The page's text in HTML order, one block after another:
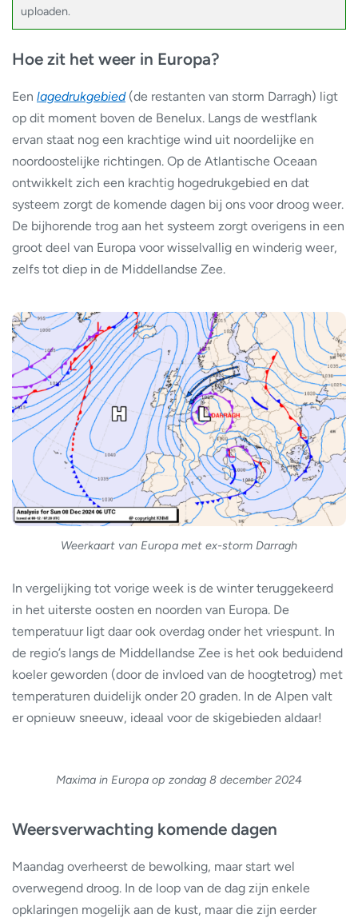
uploaden.
Hoe zit het weer in Europa?
Een lagedrukgebied(de restanten van storm Darragh) ligt
op dit moment boven de Benelux. Langs de westflank
ervan staat nog een krachtige wind uit noordelijke en
noordoostelijke richtingen. Op de Atlantische Oceaan
ontwikkelt zich een krachtig hogedrukgebied en dat
systeem zorgt de komende dagen bij ons voor droog weer.
De bijhorende trog aan het systeem zorgt overigens in een
groot deel van Europa voor wisselvallig en winderig weer,
zelfs tot diep in de Middellandse Zee.
Weerkaart van Europa met ex-storm Darragh
In vergelijking tot vorige week is de winter teruggekeerd
in het uiterste oosten en noorden van Europa. De
temperatuur ligt daar ook overdag onder het vriespunt. In
de regio’s langs de Middellandse Zee is het ook beduidend
koeler geworden (door de invloed van de hoogtetrog) met
temperaturen duidelijk onder 20 graden. In de Alpen valt
er opnieuw sneeuw, ideaal voor de skigebieden aldaar!
Maxima in Europa op zondag 8 december 2024
Weersverwachting komende dagen
Maandag overheerst de bewolking, maar start wel
overwegend droog. In de loop van de dag zijn enkele
opklaringen mogelijk aan de kust, maar die zijn eerder